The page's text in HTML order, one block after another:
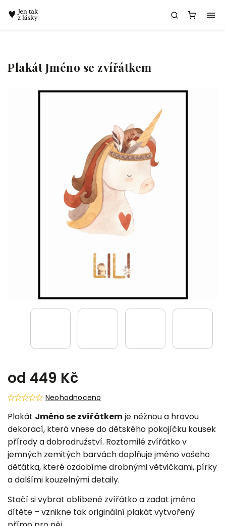
Plakát Jméno se zvířátkem
od 449 Kč
Neohodnoceno
Plakát Jméno se zvířátkemje něžnou a hravou
dekorací, která vnese do dětského pokojíčku kousek
přírody a dobrodružství. Roztomilé zvířátko v
jemných zemitých barvách doplňuje jméno vašeho
děťátka, které ozdobíme drobnými větvičkami, pírky
a dalšími kouzelnými detaily.
Stačí si vybrat oblíbené zvířátko a zadat jméno
dítěte – vznikne tak originální plakát vytvořený